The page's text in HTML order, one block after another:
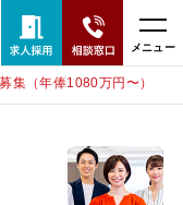
メニュー
東京にて、相談予約ス
応
受付中